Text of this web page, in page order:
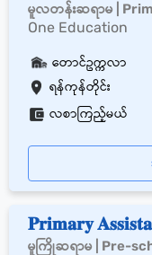
မူလတန်းဆရာမ |
One Education
ရန်ကုန်တိုင်း
တောင်ဥက္ကလာ
လစာကြည့်မယ်
𝐏𝐫𝐢𝐦𝐚𝐫𝐲
မူကြိုဆရာမ | Pre-